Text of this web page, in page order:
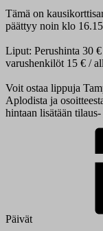
Tämä on
päättyy noin klo
Liput: Perushinta 30
varushenkilöt 15 € /
Voit ostaa lippuja
Aplodista ja
hintaan lisätään
Päivät